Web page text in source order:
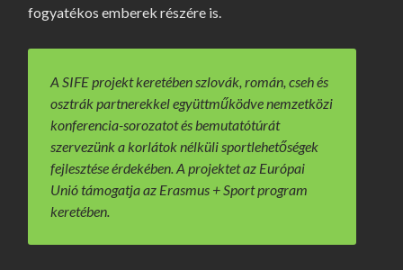
fogyatékos emberek részére is.
A SIFE projekt keretében szlovák, román, cseh és
osztrák partnerekkel együttműködve nemzetközi
konferencia-sorozatot és bemutatótúrát
szervezünk a korlátok nélküli sportlehetőségek
fejlesztése érdekében. A projektet az Európai
Unió támogatja az Erasmus + Sport program
keretében.